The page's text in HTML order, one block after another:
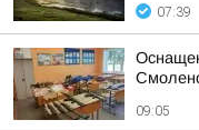
07:39
09:05